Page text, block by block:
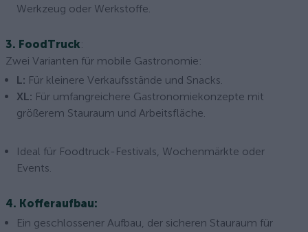
Werkzeug oder Werkstoffe.
3. FoodTruck:
Zwei Varianten für mobile Gastronomie:
L: Für kleinere Verkaufsstände und Snacks.
XL: Für umfangreichere Gastronomiekonzepte mit
größerem Stauraum und Arbeitsfläche.
Ideal für Foodtruck-Festivals, Wochenmärkte oder
Events.
4. Kofferaufbau:
Ein geschlossener Aufbau, der sicheren Stauraum für